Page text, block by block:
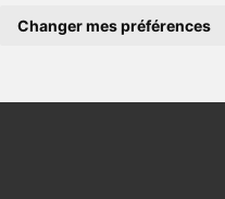
Changer mes préférences